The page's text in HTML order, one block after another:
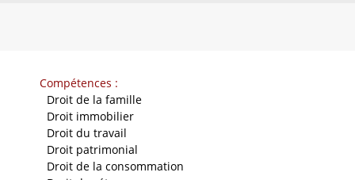
Compétences :
Droit de la famille
Droit immobilier
Droit du travail
Droit patrimonial
Droit de la consommation